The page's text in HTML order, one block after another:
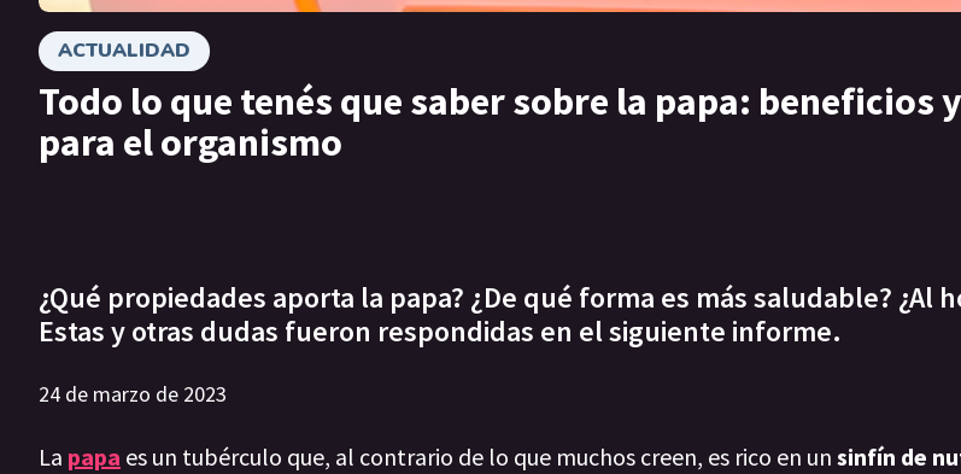
ACTUALIDAD
Todo lo que tenés que saber sobre la papa: beneficios
para el organismo
¿Qué propiedades aporta la papa? ¿De qué forma es más saludable? ¿Al
Estas y otras dudas fueron respondidas en el siguiente informe.
24 de marzo de 2023
La papa es un tubérculo que, al contrario de lo que muchos creen, es rico en un sinfín de